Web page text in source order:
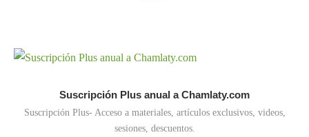
Suscripción Plus anual a Chamlaty.com
Suscripción Plus- Acceso a materiales, artículos exclusivos, videos,
sesiones, descuentos.